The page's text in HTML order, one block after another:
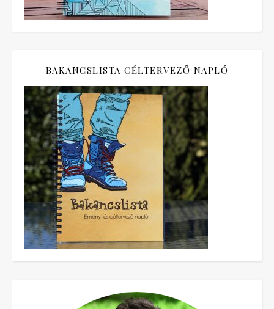
BAKANCSLISTA CÉLTERVEZŐ NAPLÓ